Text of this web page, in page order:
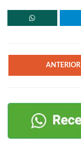
ANTERIOR